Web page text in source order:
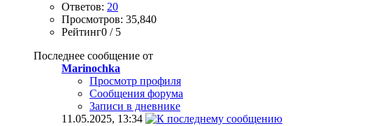
Ответов: 20
Просмотров: 35,840
Рейтинг0 / 5
Последнее сообщение от
Marinochka
Просмотр профиля
Сообщения форума
Записи в дневнике
11.05.2025, 13:34